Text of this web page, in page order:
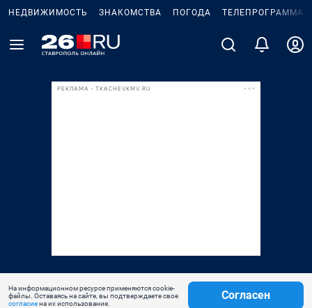
НЕДВИЖИМОСТЬ ЗНАКОМСТВА ПОГОДА ТЕЛЕПРОГРАММА
РЕКЛАМА • TKACHEVKMV.RU
На информационном ресурсе применяются cookie-
файлы. Оставаясь на сайте, вы подтверждаете свое
согласиена их использование.
Согласен